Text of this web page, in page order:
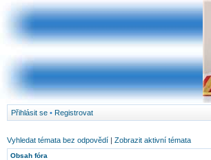
Přihlásit se • Registrovat
Vyhledat témata bez odpovědí | Zobrazit aktivní témata
Obsah fóra